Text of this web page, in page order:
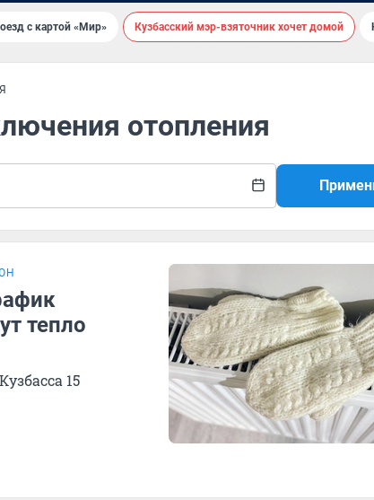
с картой «Мир» Кузбасский мэр-взяточник хочет домой
отопления
тепло
15